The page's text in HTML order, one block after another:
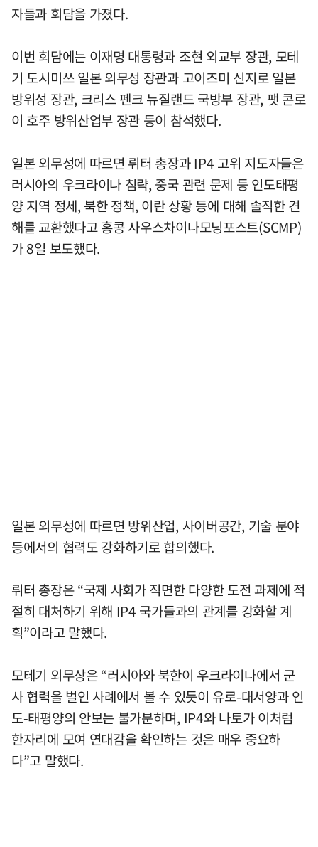
자들과 회담을 가졌다.
이번 회담에는 이재명 대통령과 조현 외교부 장관, 모테
기 도시미쓰 일본 외무성 장관과 고이즈미 신지로 일본
방위성 장관, 크리스 펜크 뉴질랜드 국방부 장관, 팻 콘로
이 호주 방위산업부 장관 등이 참석했다.
일본 외무성에 따르면 뤼터 총장과 IP4 고위 지도자들은
러시아의 우크라이나 침략, 중국 관련 문제 등 인도태평
양 지역 정세, 북한 정책, 이란 상황 등에 대해 솔직한 견
해를 교환했다고 홍콩 사우스차이나모닝포스트(SCMP)
가 8일 보도했다.
일본 외무성에 따르면 방위산업, 사이버공간, 기술 분야
등에서의 협력도 강화하기로 합의했다.
뤼터 총장은 “국제 사회가 직면한 다양한 도전 과제에 적
절히 대처하기 위해 IP4 국가들과의 관계를 강화할 계
획”이라고 말했다.
모테기 외무상은 “러시아와 북한이 우크라이나에서 군
사 협력을 벌인 사례에서 볼 수 있듯이 유로-대서양과 인
도-태평양의 안보는 불가분하며, IP4와 나토가 이처럼
한자리에 모여 연대감을 확인하는 것은 매우 중요하
다”고 말했다.